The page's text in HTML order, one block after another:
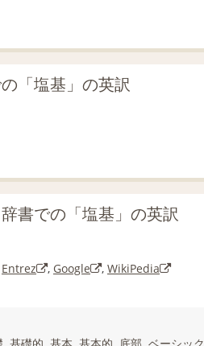
「塩基」の英訳
書での「塩基」の英訳
Entrez , Google , WikiPedia
基礎的 基本 基本的 底部 ベーシック